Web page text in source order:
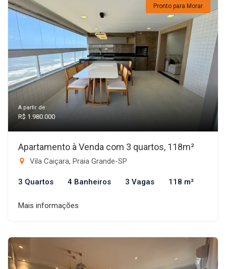
Pronto para Morar
A partir de:
R$ 1.980.000
Apartamento à Venda com 3 quartos, 118m²
Vila Caiçara, Praia Grande-SP
3 Quartos 4 Banheiros 3 Vagas 118 m²
Mais informações